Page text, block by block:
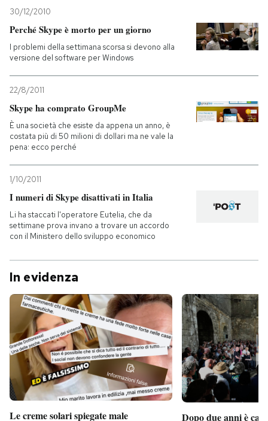
30/12/2010
Perché Skype è morto per un giorno
I problemi della settimana scorsa si devono alla
versione del software per Windows
22/8/2011
Skype ha comprato GroupMe
È una società che esiste da appena un anno, è
costata più di 50 milioni di dollari ma ne vale la
pena: ecco perché
1/10/2011
I numeri di Skype disattivati in Italia
Li ha staccati l'operatore Eutelia, che da
settimane prova invano a trovare un accordo
con il Ministero dello sviluppo economico
In evidenza
Le creme solari spiegate male
Dopo due anni è